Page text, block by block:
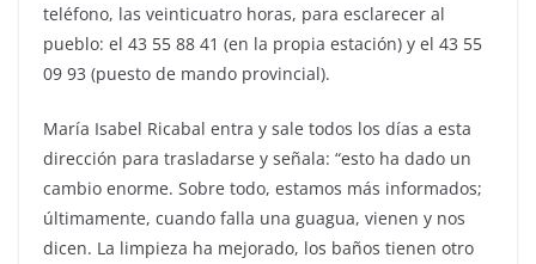
teléfono, las veinticuatro horas, para esclarecer al
pueblo: el 43 55 88 41 (en la propia estación) y el 43 55
09 93 (puesto de mando provincial).
María Isabel Ricabal entra y sale todos los días a esta
dirección para trasladarse y señala: “esto ha dado un
cambio enorme. Sobre todo, estamos más informados;
últimamente, cuando falla una guagua, vienen y nos
dicen. La limpieza ha mejorado, los baños tienen otro